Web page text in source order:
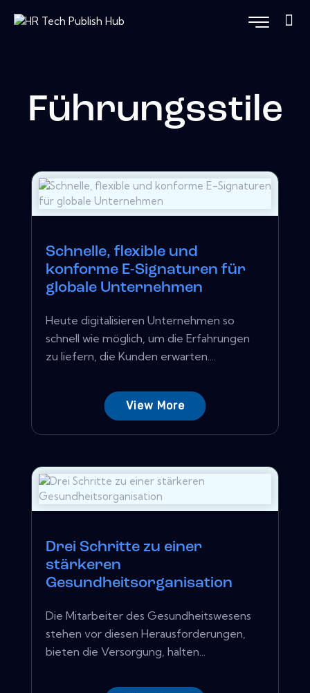
Führungsstile
Schnelle, flexible und
konforme E-Signaturen für
globale Unternehmen
Heute digitalisieren Unternehmen so
schnell wie möglich, um die Erfahrungen
zu liefern, die Kunden erwarten....
View More
Drei Schritte zu einer
stärkeren
Gesundheitsorganisation
Die Mitarbeiter des Gesundheitswesens
stehen vor diesen Herausforderungen,
bieten die Versorgung, halten...